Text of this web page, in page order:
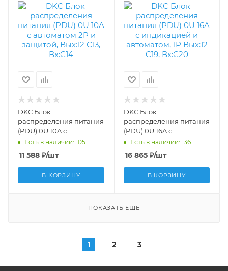
DKC Блок
распределения питания
(PDU) 0U 10A с
автоматом 2P и защитой,
Вых:12 С13, Вх:С14
R5VIEC12CBOP
Есть в наличии: 105
11 588 ₽/шт
В КОРЗИНУ
DKC Блок
распределения питания
(PDU) 0U 16A с
индикацией и
автоматом, 1P Вых:12 C19,
Вх:С20 R5V12CBOPCDC19
Есть в наличии: 136
16 865₽/шт
В КОРЗИНУ
ПОКАЗАТЬ ЕЩЕ
1 2 3